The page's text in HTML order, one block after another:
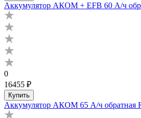
Аккумулятор АКОМ + EFB 60 А/ч
0
16455 ₽
Купить
Аккумулятор АКОМ 65 А/ч обратная